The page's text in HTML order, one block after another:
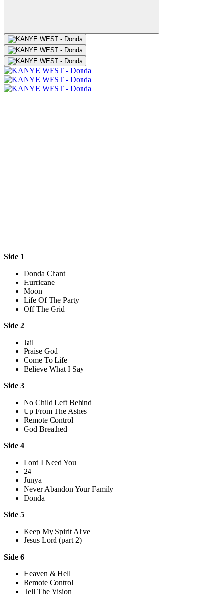
Side 1
Donda Chant
Hurricane
Moon
Life Of The Party
Off The Grid
Side 2
Jail
Praise God
Come To Life
Believe What I Say
Side 3
No Child Left Behind
Up From The Ashes
Remote Control
God Breathed
Side 4
Lord I Need You
24
Junya
Never Abandon Your Family
Donda
Side 5
Keep My Spirit Alive
Jesus Lord (part 2)
Side 6
Heaven & Hell
Remote Control
Tell The Vision